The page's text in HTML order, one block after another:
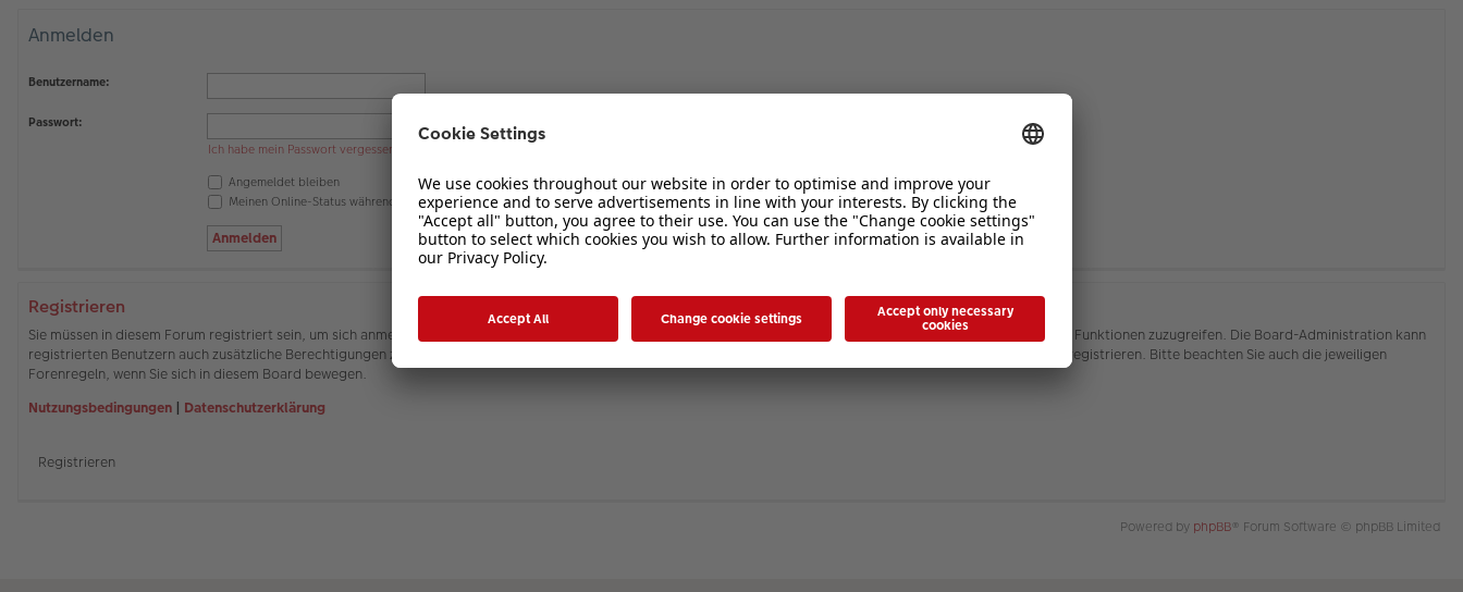
Anmelden
Benutzername:
Passwort:
Ich habe mein Passwort vergessen
Angemeldet bleiben
Meinen Online-Status während dieser Sitzung verbergen
Registrieren
Sie müssen in diesem Forum registriert sein, um sich anmelden zu können. Die Registrierung ist in wenigen Augenblicken erledigt und ermöglicht es Ihnen, auf weitere Funktionen zuzugreifen. Die Board-Administration kann
registrierten Benutzern auch zusätzliche Berechtigungen zuweisen. Beachten Sie bitte unsere Nutzungsbedingungen und die verwandten Regelungen, bevor Sie sich registrieren. Bitte beachten Sie auch die jeweiligen
Forenregeln, wenn Sie sich in diesem Board bewegen.
Nutzungsbedingungen | Datenschutzerklärung
Registrieren
Powered by phpBB® Forum Software © phpBB Limited